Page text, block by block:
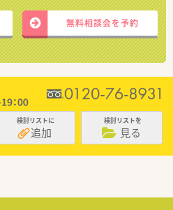
無料相談会を予約
検討リストに
追加
検討リストを
見る